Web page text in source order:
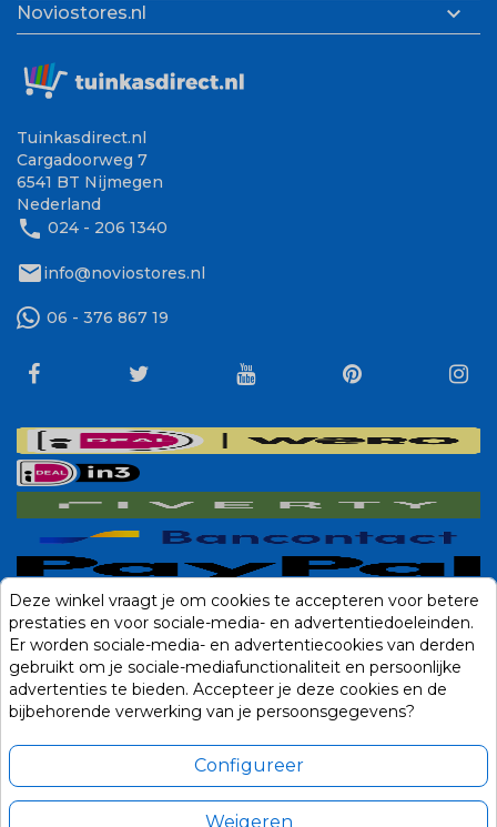
Noviostores.nl 
Tuinkasdirect.nl
Cargadoorweg 7
6541 BT Nijmegen
Nederland
phone 024 - 206 1340
mailinfo@noviostores.nl
06 - 376 867 19
Deze winkel vraagt je om cookies te accepteren voor betere
prestaties en voor sociale-media- en advertentiedoeleinden.
Er worden sociale-media- en advertentiecookies van derden
gebruikt om je sociale-mediafunctionaliteit en persoonlijke
advertenties te bieden. Accepteer je deze cookies en de
bijbehorende verwerking van je persoonsgegevens?
Configureer
Weigeren